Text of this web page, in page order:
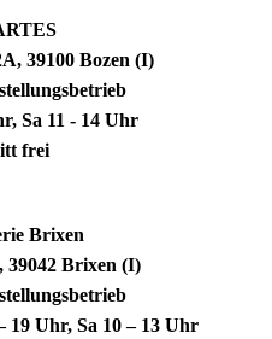
39100 Bozen (I)
Sa 11 - 14 Uhr
frei
Brixen
39042 Brixen (I)
19 Uhr, Sa 10 – 13 Uhr